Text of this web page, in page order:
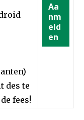
des te
fees!
Aa
nm
eld
en